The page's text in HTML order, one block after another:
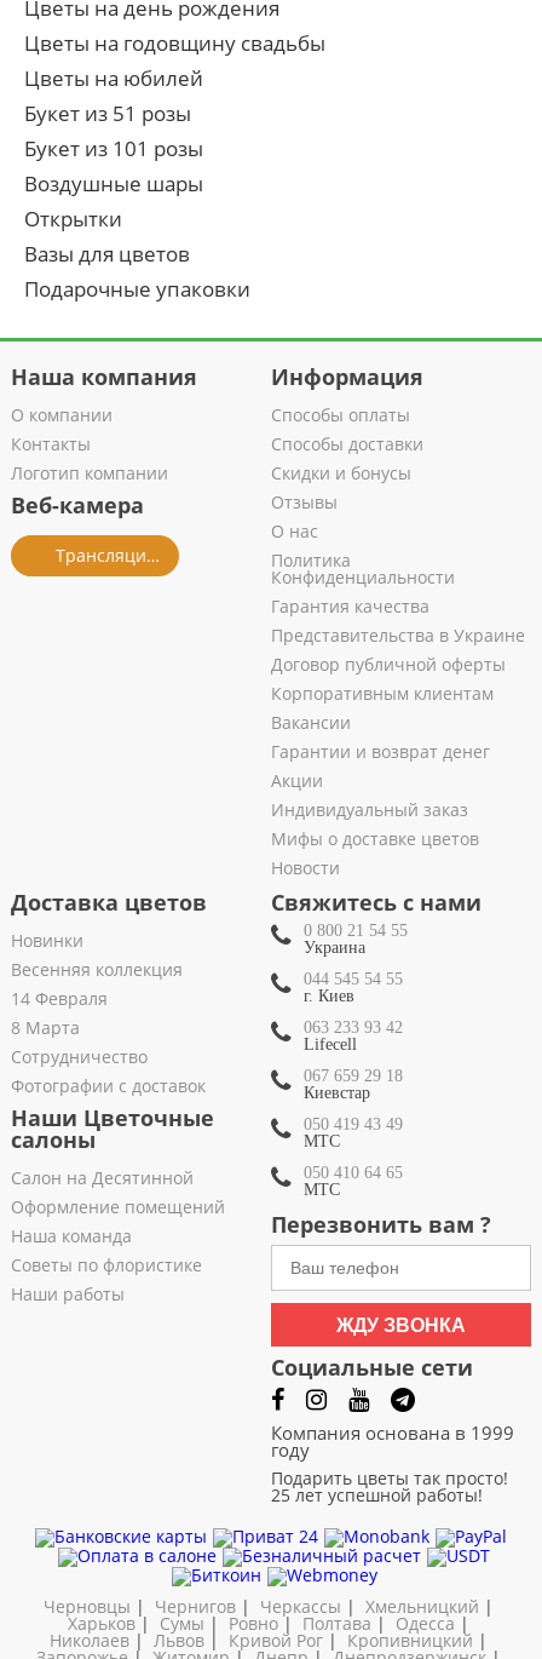
Цветы на день рождения
Цветы на годовщину свадьбы
Цветы на юбилей
Букет из 51 розы
Букет из 101 розы
Воздушные шары
Открытки
Вазы для цветов
Подарочные упаковки
Наша компания
О компании
Контакты
Логотип компании
Веб-камера
Трансляция из салона
Информация
Способы оплаты
Способы доставки
Скидки и бонусы
Отзывы
О нас
Политика
Конфиденциальности
Гарантия качества
Представительства в Украине
Договор публичной оферты
Корпоративным клиентам
Вакансии
Гарантии и возврат денег
Акции
Индивидуальный заказ
Мифы о доставке цветов
Новости
Доставка цветов
Новинки
Весенняя коллекция
14 Февраля
8 Марта
Сотрудничество
Фотографии с доставок
Наши Цветочные
салоны
Салон на Десятинной
Оформление помещений
Наша команда
Советы по флористике
Наши работы
Свяжитесь с нами
0 800 21 54 55
Украина
044 545 54 55
г. Киев
063 233 93 42
Lifecell
067 659 29 18
Киевстар
050 419 43 49
МТС
050 410 64 65
МТС
Перезвонить вам ?
ЖДУ ЗВОНКА
Социальные сети
Компания основана в 1999
году
Подарить цветы так просто!
25 лет успешной работы!
Черновцы | Чернигов | Черкассы | Хмельницкий |
Харьков| Сумы | Ровно | Полтава | Одесса |
Николаев | Львов Кривой Рог | Кропивницкий |